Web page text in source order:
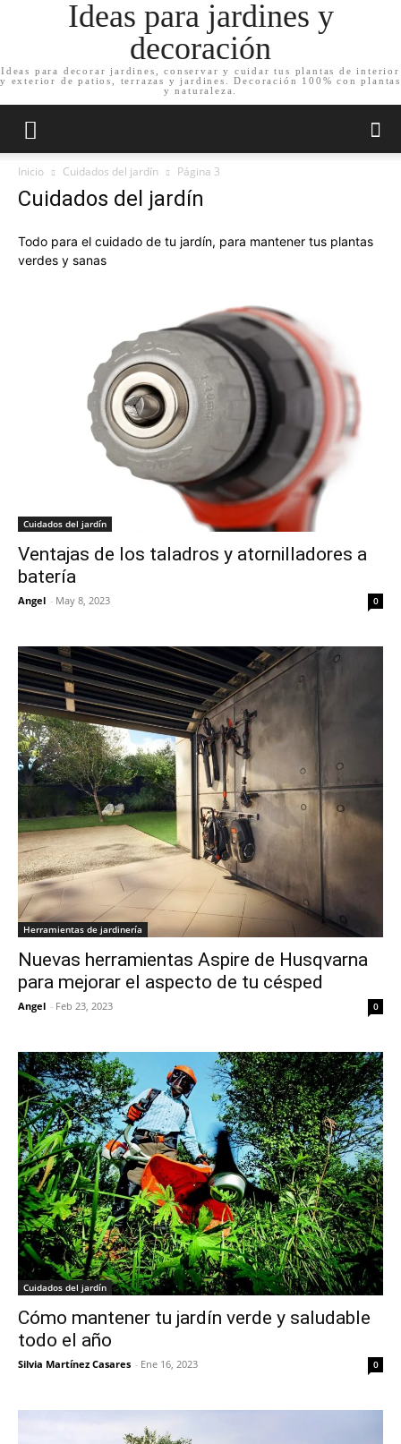
Ideas para jardines y
decoración
Ideas para decorar jardines, conservar y cuidar tus plantas de interior
y exterior de patios, terrazas y jardines. Decoración 100% con plantas
y naturaleza.
Inicio Cuidados del jardín Página 3
Cuidados del jardín
Todo para el cuidado de tu jardín, para mantener tus plantas
verdes y sanas
Cuidados del jardín
Ventajas de los taladros y atornilladores a
batería
Angel - May 8, 2023 0
Herramientas de jardinería
Nuevas herramientas Aspire de Husqvarna
para mejorar el aspecto de tu césped
Angel - Feb 23, 2023 0
Cuidados del jardín
Cómo mantener tu jardín verde y saludable
todo el año
Silvia Martínez Casares - Ene 16, 2023 0